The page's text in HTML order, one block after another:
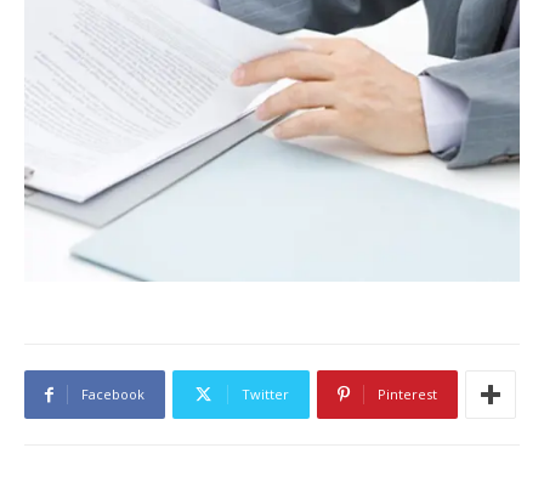
Facebook Twitter Pinterest